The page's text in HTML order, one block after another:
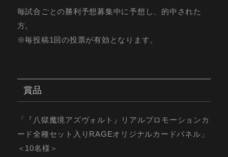
毎試合ごとの勝利予想募集中に予想し、的中された
方。
※毎投稿1回の投票が有効となります。
賞品
「『八獄魔境アズヴォルト』リアルプロモーションカ
ード全種セット入りRAGEオリジナルカードパネル」
＜10名様＞